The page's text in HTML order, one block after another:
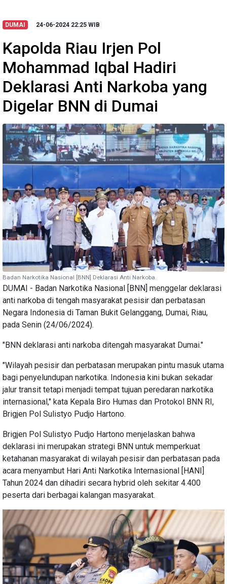
DUMAI 24-06-2024 22:25 WIB
Kapolda Riau Irjen Pol
Mohammad Iqbal Hadiri
Deklarasi Anti Narkoba yang
Digelar BNN di Dumai
Badan Narkotika Nasional [BNN] Deklarasi Anti Narkoba.
DUMAI - Badan Narkotika Nasional [BNN] menggelar deklarasi
anti narkoba di tengah masyarakat pesisir dan perbatasan
Negara Indonesia di Taman Bukit Gelanggang, Dumai, Riau,
pada Senin (24/06/2024).
"BNN deklarasi anti narkoba ditengah masyarakat Dumai."
"Wilayah pesisir dan perbatasan merupakan pintu masuk utama
bagi penyelundupan narkotika. Indonesia kini bukan sekadar
jalur transit tetapi menjadi tempat tujuan peredaran narkotika
internasional," kata Kepala Biro Humas dan Protokol BNN RI,
Brigjen Pol Sulistyo Pudjo Hartono.
Brigjen Pol Sulistyo Pudjo Hartono menjelaskan bahwa
deklarasi ini merupakan strategi BNN untuk memperkuat
ketahanan masyarakat di wilayah pesisir dan perbatasan pada
acara menyambut Hari Anti Narkotika Internasional [HANI]
Tahun 2024 dan dihadiri secara hybrid oleh sekitar 4.400
peserta dari berbagai kalangan masyarakat.